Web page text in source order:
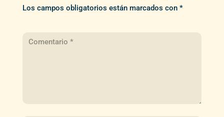
Los campos obligatorios están marcados con *